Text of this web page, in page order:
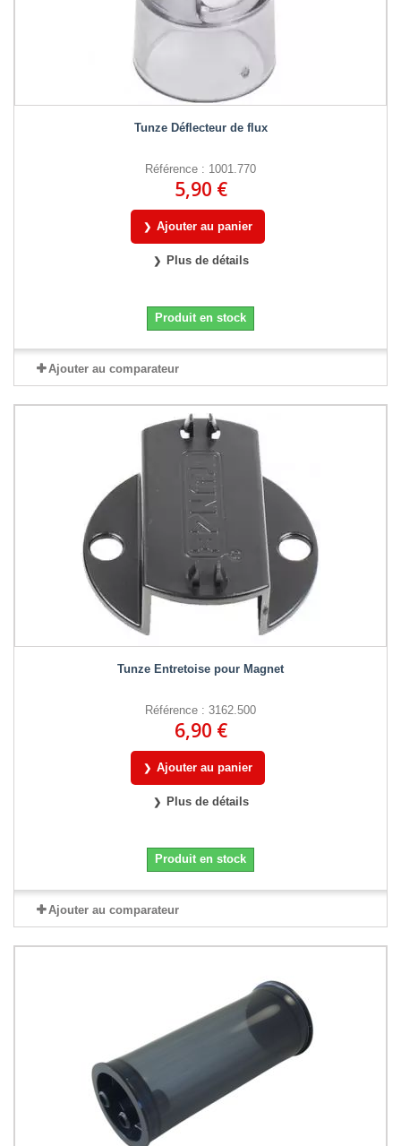
Tunze Déflecteur de flux
Référence : 1001.770
5,90 €
Ajouter au panier
Plus de détails
Produit en stock
Ajouter au comparateur
Tunze Entretoise pour Magnet
Référence : 3162.500
6,90 €
Ajouter au panier
Plus de détails
Produit en stock
Ajouter au comparateur